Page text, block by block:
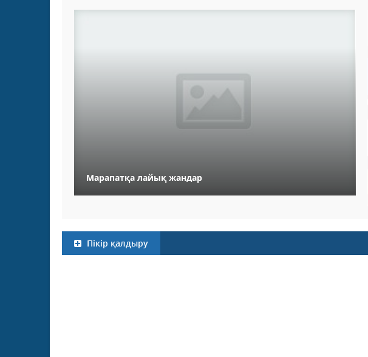
Марапатқа лайық жандар
Пікір қалдыру